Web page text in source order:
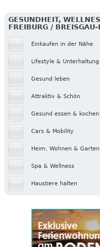
GESUNDHEIT,
FREIBURG /
Einkaufen in der Nähe
Lifestyle & Unterhaltung
Gesund leben
Attraktiv & Schön
Gesund essen & kochen
Cars & Mobility
Heim, Wohnen & Garten
Spa & Wellness
Haustiere halten